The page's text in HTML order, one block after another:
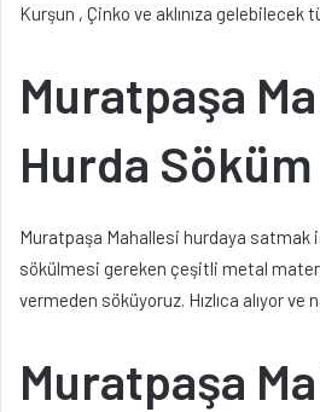
Kurşun , Çinko ve aklınıza gelebilecek
Muratpaşa
Hurda Söküm
Muratpaşa Mahallesi hurdaya
sökülmesi gereken çeşitli metal
vermeden söküyoruz. Hızlıca alıyor ve
Muratpaşa